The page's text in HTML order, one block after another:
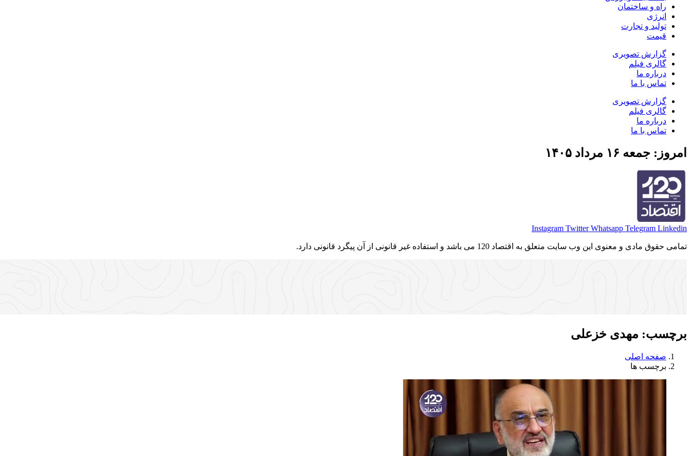
راه و ساختمان
انرژی
تولید و تجارت
قیمت
گزارش تصویری
گالری فیلم
درباره ما
تماس با ما
گزارش تصویری
گالری فیلم
درباره ما
تماس با ما
امروز: جمعه ۱۶ مرداد ۱۴۰۵
Instagram Twitter Whatsapp Telegram Linkedin
تمامی حقوق مادی و معنوی این وب سایت متعلق به اقتصاد 120 می باشد و استفاده غیر قانونی از آن پیگرد قانونی دارد.
برچسب: مهدی خزعلی
صفحه اصلی
برچسب ها